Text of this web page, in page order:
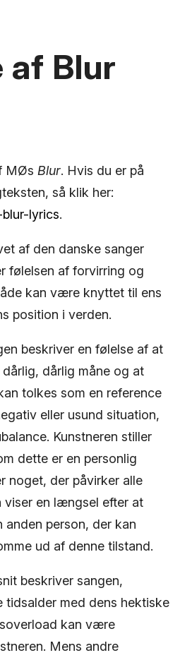
af Blur
MØs Blur. Hvis du er på
så klik her:
lyrics.
af den danske sanger
følelsen af forvirring og
kan være knyttet til ens
position i verden.
beskriver en følelse af at
dårlig måne og at
tolkes som en reference
eller usund situation,
Kunstneren stiller
dette er en personlig
noget, der påvirker alle
viser en længsel efter at
person, der kan
ud af denne tilstand.
beskriver sangen,
tidsalder med dens hektiske
kan være
Mens andre